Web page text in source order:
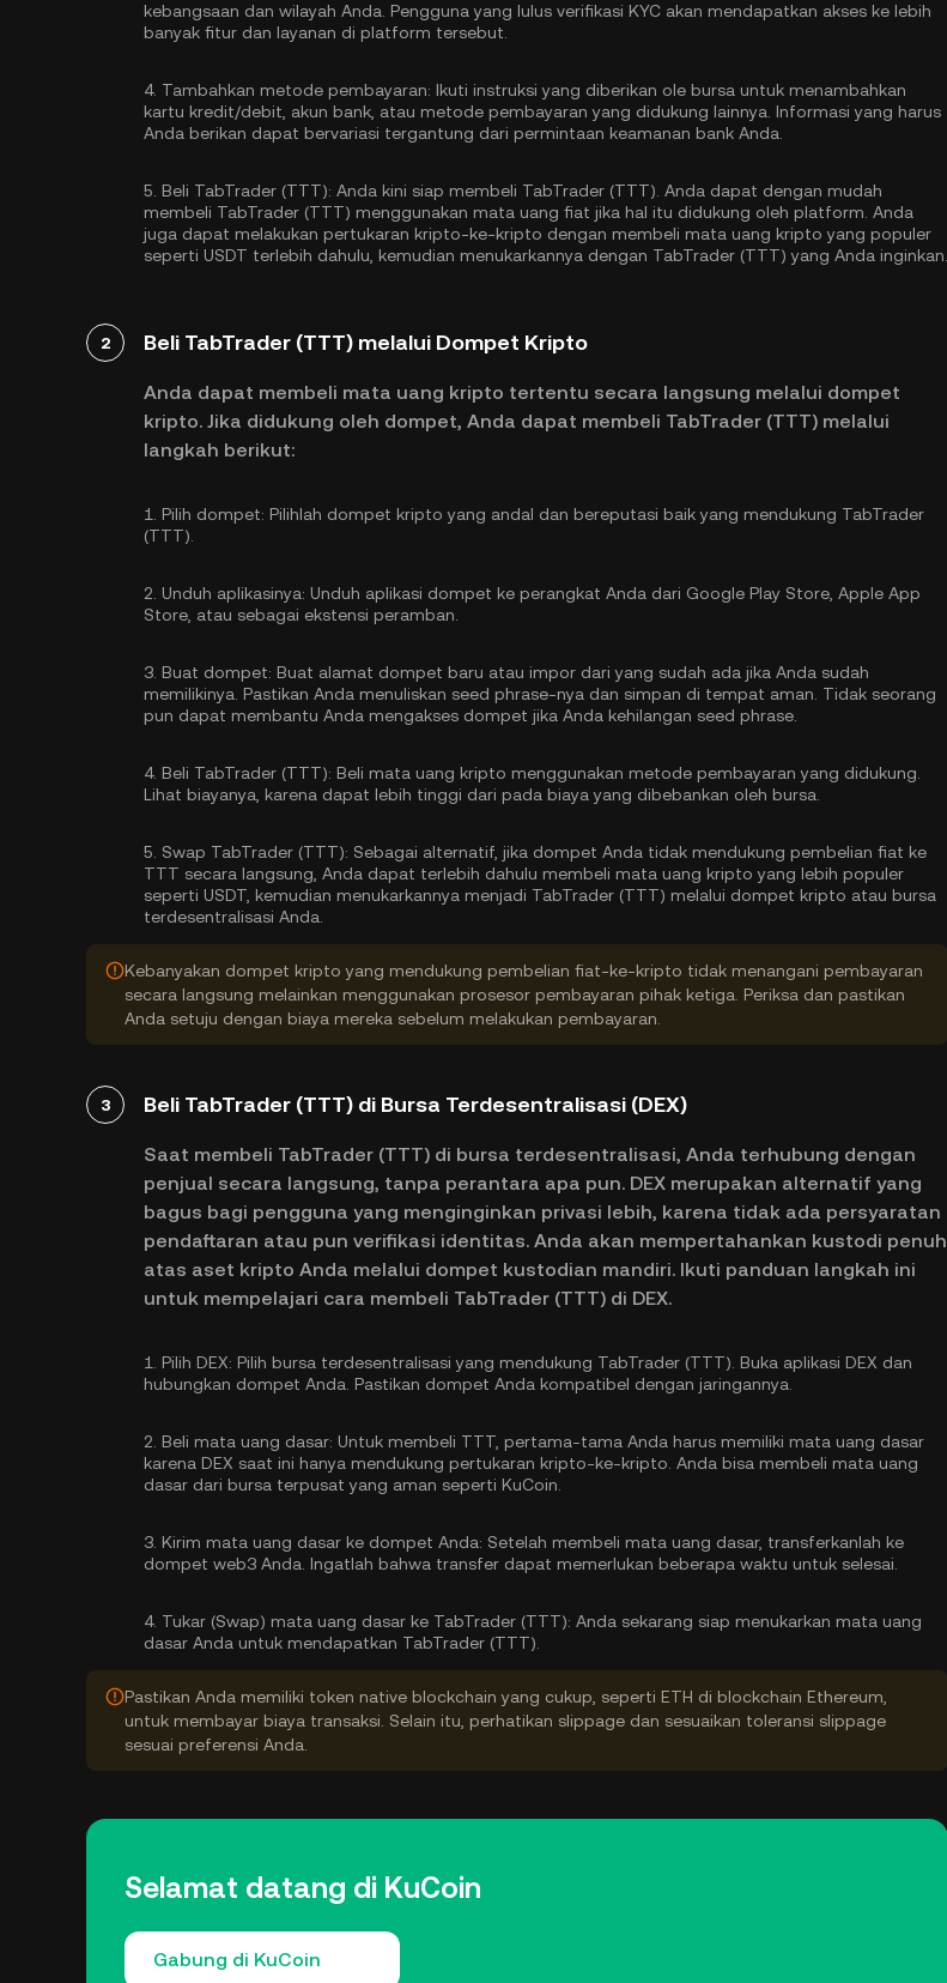
kebangsaan dan wilayah Anda. Pengguna yang lulus verifikasi KYC akan mendapatkan akses ke lebih
banyak fitur dan layanan di platform tersebut.
4. Tambahkan metode pembayaran: Ikuti instruksi yang diberikan ole bursa untuk menambahkan
kartu kredit/debit, akun bank, atau metode pembayaran yang didukung lainnya. Informasi yang harus
Anda berikan dapat bervariasi tergantung dari permintaan keamanan bank Anda.
5. Beli TabTrader (TTT): Anda kini siap membeli TabTrader (TTT). Anda dapat dengan mudah
membeli TabTrader (TTT) menggunakan mata uang fiat jika hal itu didukung oleh platform. Anda
juga dapat melakukan pertukaran kripto-ke-kripto dengan membeli mata uang kripto yang populer
seperti USDT terlebih dahulu, kemudian menukarkannya dengan TabTrader (TTT) yang Anda inginkan.
2 Beli TabTrader (TTT) melalui Dompet Kripto
Anda dapat membeli mata uang kripto tertentu secara langsung melalui dompet
kripto. Jika didukung oleh dompet, Anda dapat membeli TabTrader (TTT) melalui
langkah berikut:
1. Pilih dompet: Pilihlah dompet kripto yang andal dan bereputasi baik yang mendukung TabTrader
(TTT).
2. Unduh aplikasinya: Unduh aplikasi dompet ke perangkat Anda dari Google Play Store, Apple App
Store, atau sebagai ekstensi peramban.
3. Buat dompet: Buat alamat dompet baru atau impor dari yang sudah ada jika Anda sudah
memilikinya. Pastikan Anda menuliskan seed phrase-nya dan simpan di tempat aman. Tidak seorang
pun dapat membantu Anda mengakses dompet jika Anda kehilangan seed phrase.
4. Beli TabTrader (TTT): Beli mata uang kripto menggunakan metode pembayaran yang didukung.
Lihat biayanya, karena dapat lebih tinggi dari pada biaya yang dibebankan oleh bursa.
5. Swap TabTrader (TTT): Sebagai alternatif, jika dompet Anda tidak mendukung pembelian fiat ke
TTT secara langsung, Anda dapat terlebih dahulu membeli mata uang kripto yang lebih populer
seperti USDT, kemudian menukarkannya menjadi TabTrader (TTT) melalui dompet kripto atau bursa
terdesentralisasi Anda.
Kebanyakan dompet kripto yang mendukung pembelian fiat-ke-kripto tidak menangani pembayaran
secara langsung melainkan menggunakan prosesor pembayaran pihak ketiga. Periksa dan pastikan
Anda setuju dengan biaya mereka sebelum melakukan pembayaran.
3 Beli TabTrader (TTT) di Bursa Terdesentralisasi (DEX)
Saat membeli TabTrader (TTT) di bursa terdesentralisasi, Anda terhubung dengan
penjual secara langsung, tanpa perantara apa pun. DEX merupakan alternatif yang
bagus bagi pengguna yang menginginkan privasi lebih, karena tidak ada persyaratan
pendaftaran atau pun verifikasi identitas. Anda akan mempertahankan kustodi penuh
atas aset kripto Anda melalui dompet kustodian mandiri. Ikuti panduan langkah ini
untuk mempelajari cara membeli TabTrader (TTT) di DEX.
1. Pilih DEX: Pilih bursa terdesentralisasi yang mendukung TabTrader (TTT). Buka aplikasi DEX dan
hubungkan dompet Anda. Pastikan dompet Anda kompatibel dengan jaringannya.
2. Beli mata uang dasar: Untuk membeli TTT, pertama-tama Anda harus memiliki mata uang dasar
karena DEX saat ini hanya mendukung pertukaran kripto-ke-kripto. Anda bisa membeli mata uang
dasar dari bursa terpusat yang aman seperti KuCoin.
3. Kirim mata uang dasar ke dompet Anda: Setelah membeli mata uang dasar, transferkanlah ke
dompet web3 Anda. Ingatlah bahwa transfer dapat memerlukan beberapa waktu untuk selesai.
4. Tukar (Swap) mata uang dasar ke TabTrader (TTT): Anda sekarang siap menukarkan mata uang
dasar Anda untuk mendapatkan TabTrader (TTT).
Pastikan Anda memiliki token native blockchain yang cukup, seperti ETH di blockchain Ethereum,
untuk membayar biaya transaksi. Selain itu, perhatikan slippage dan sesuaikan toleransi slippage
sesuai preferensi Anda.
Selamat datang di KuCoin
Gabung di KuCoin